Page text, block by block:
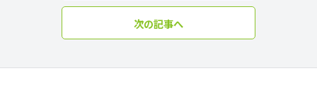
次の記事へ